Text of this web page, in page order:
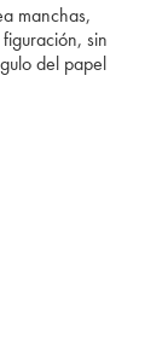
manchas,
sin
del papel